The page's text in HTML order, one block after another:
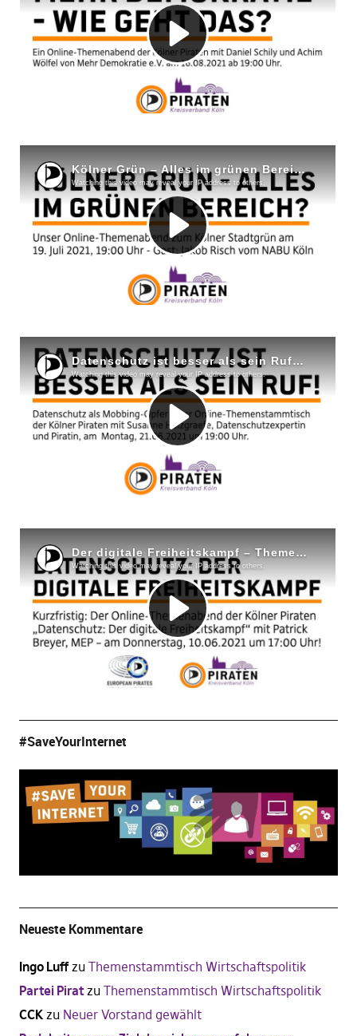
#SaveYourInternet
Neueste Kommentare
Ingo Luffzu Themenstammtisch Wirtschaftspolitik
Partei Piratzu Themenstammtisch Wirtschaftspolitik
CCKzu Neuer Vorstand gewählt